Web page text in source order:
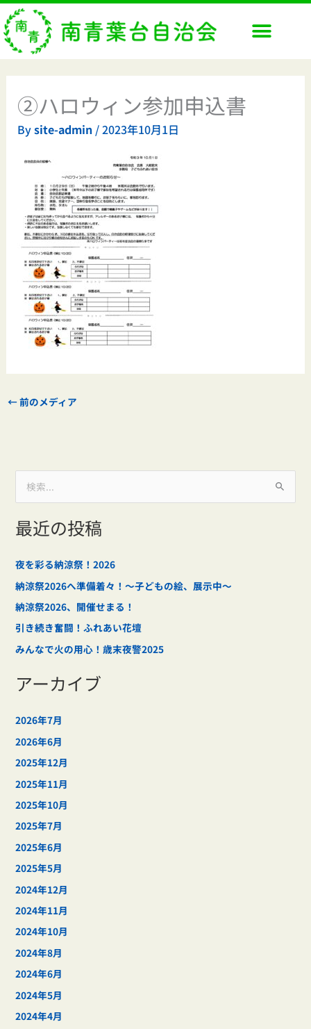
内
容
を
ス
キ
②ハロウィン参加申込書
Bysite-admin /2023年10月1日
←前のメディア
索
対
:
最近の投稿
夜を彩る納涼祭！2026
納涼祭2026へ準備着々！～子どもの絵、展示中～
納涼祭2026、開催せまる！
引き続き奮闘！ふれあい花壇
みんなで火の用心！歳末夜警2025
アーカイブ
2026年7月
2026年6月
2025年12月
2025年11月
2025年10月
2025年7月
2025年6月
2025年5月
2024年12月
2024年11月
2024年10月
2024年8月
2024年6月
2024年5月
2024年4月